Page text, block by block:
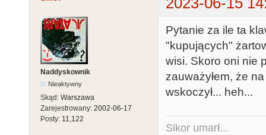
Naddyskownik
Nieaktywny
Skąd: Warszawa
Zarejestrowany: 2002-06-17
Posty: 11,122
Pytanie za ile ta
"kupujących"
wisi. Skoro oni nie
zauważyłem, że
wskoczył... heh...
Sikor umarł...